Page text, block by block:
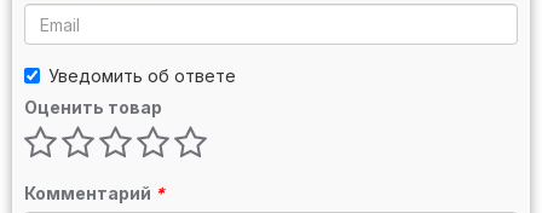
Уведомить об ответе
Оценить товар
Комментарий *